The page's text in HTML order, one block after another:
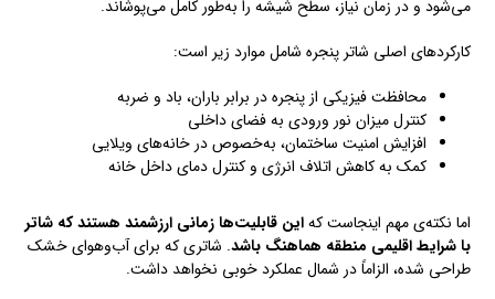
می‌شود و در زمان نیاز، سطح شیشه را به‌طور کامل می‌پوشاند.
کارکردهای اصلی شاتر پنجره شامل موارد زیر است:
محافظت فیزیکی از پنجره در برابر باران، باد و ضربه
کنترل میزان نور ورودی به فضای داخلی
افزایش امنیت ساختمان، به‌خصوص در خانه‌های ویلایی
کمک به کاهش اتلاف انرژی و کنترل دمای داخل خانه
اما نکته‌ی مهم اینجاست کهاین قابلیت‌ها زمانی ارزشمند هستند که شاتر
با شرایط اقلیمی منطقه هماهنگ باشد. شاتری که برای آب‌وهوای خشک
طراحی شده، الزاماً در شمال عملکرد خوبی نخواهد داشت.